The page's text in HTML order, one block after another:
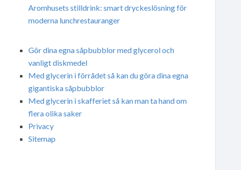
Aromhusets stilldrink: smart dryckeslösning för
moderna lunchrestauranger
Gör dina egna såpbubblor med glycerol och
vanligt diskmedel
Med glycerin i förrådet så kan du göra dina egna
gigantiska såpbubblor
Med glycerin i skafferiet så kan man ta hand om
flera olika saker
Privacy
Sitemap